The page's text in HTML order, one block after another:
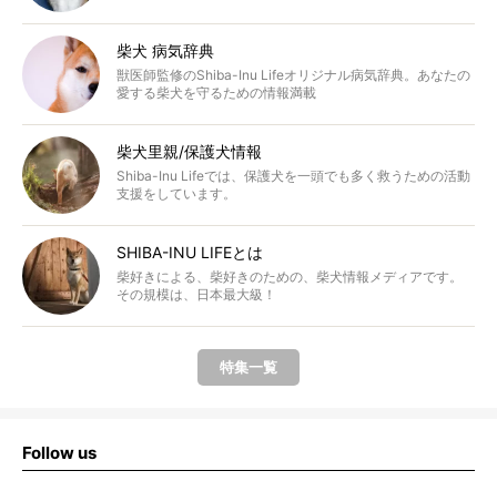
柴犬 病気辞典
獣医師監修のShiba-Inu Lifeオリジナル病気辞典。あなたの
愛する柴犬を守るための情報満載
柴犬里親/保護犬情報
Shiba-Inu Lifeでは、保護犬を一頭でも多く救うための活動
支援をしています。
SHIBA-INU LIFEとは
柴好きによる、柴好きのための、柴犬情報メディアです。
その規模は、日本最大級！
特集一覧
Follow us